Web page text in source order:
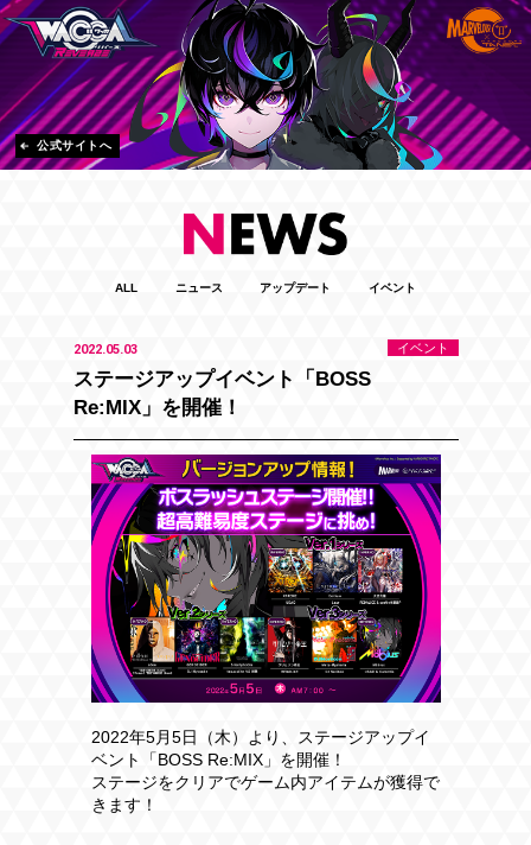
公式サイトへ
ALL ニュース アップデート イベント
2022.05.03 イベント
ステージアップイベント「BOSS
Re:MIX」を開催！
2022年5月5日（木）より、ステージアップイ
ベント「BOSS Re:MIX」を開催！
ステージをクリアでゲーム内アイテムが獲得で
きます！